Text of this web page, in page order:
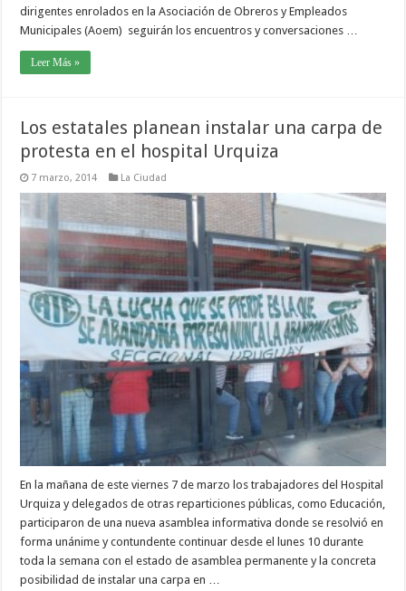
dirigentes enrolados en la Asociación de Obreros y Empleados
Municipales (Aoem) seguirán los encuentros y conversaciones …
Leer Más »
Los estatales planean instalar una carpa de
protesta en el hospital Urquiza
7 marzo, 2014 La Ciudad
En la mañana de este viernes 7 de marzo los trabajadores del Hospital
Urquiza y delegados de otras reparticiones públicas, como Educación,
participaron de una nueva asamblea informativa donde se resolvió en
forma unánime y contundente continuar desde el lunes 10 durante
toda la semana con el estado de asamblea permanente y la concreta
posibilidad de instalar una carpa en …